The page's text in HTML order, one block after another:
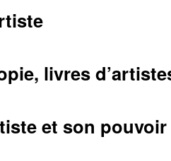
livres
et son